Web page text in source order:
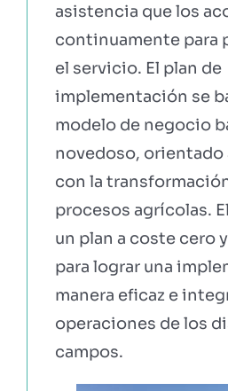
asistencia que los
continuamente para
el servicio. El plan de
implementación se
modelo de negocio
novedoso, orientado
con la
procesos agrícolas.
un plan a coste cero
para lograr una
manera eficaz e
operaciones de los
campos.